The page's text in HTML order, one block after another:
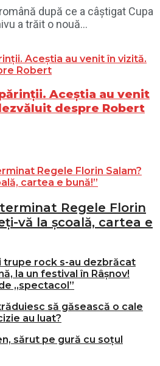
după ce a câștigat Cupa
a trăit o nouă...
Aceștia au venit
despre Robert
Regele Florin
vă la școală, cartea e
trupe rock s-au dezbrăcat
la un festival în Râșnov!
„spectacol”
să găsească o cale
au luat?
sărut pe gură cu soțul